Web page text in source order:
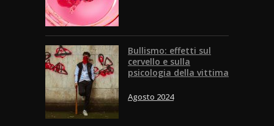
Bullismo: effetti sul
cervello e sulla
psicologia della vittima
Agosto 2024